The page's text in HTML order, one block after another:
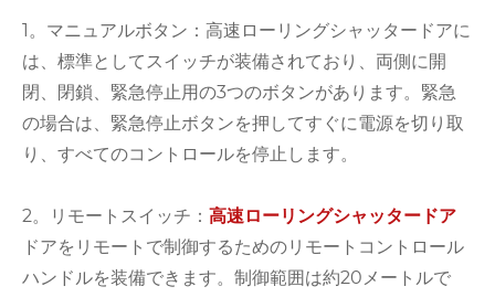
1。マニュアルボタン：高速ローリングシャッタードアに
は、標準としてスイッチが装備されており、両側に開
閉、閉鎖、緊急停止用の3つのボタンがあります。緊急
の場合は、緊急停止ボタンを押してすぐに電源を切り取
り、すべてのコントロールを停止します。
2。リモートスイッチ： 高速ローリングシャッタードア
ドアをリモートで制御するためのリモートコントロール
ハンドルを装備できます。制御範囲は約20メートルで